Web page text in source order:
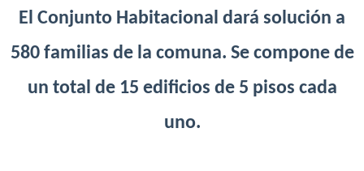
El Conjunto Habitacional dará solución a
580 familias de la comuna. Se compone de
un total de 15 edificios de 5 pisos cada
uno.